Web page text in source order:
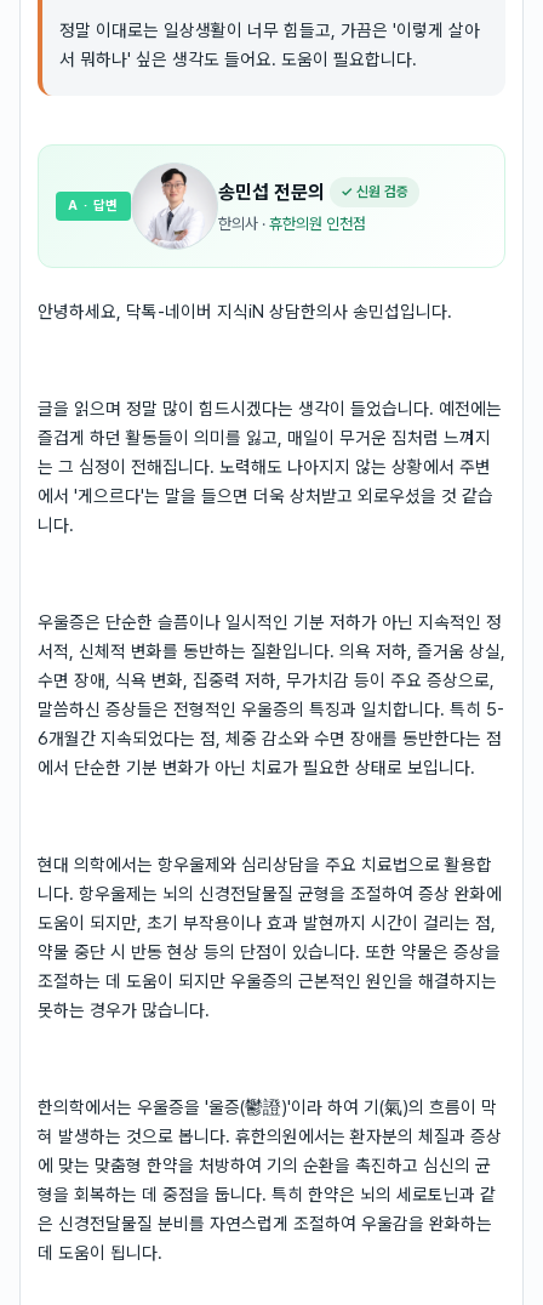
정말 이대로는 일상생활이 너무 힘들고, 가끔은 '이렇게 살아
서 뭐하나' 싶은 생각도 들어요. 도움이 필요합니다.
송민섭 전문의 ✓ 신원 검증
한의사 · 휴한의원 인천점
A · 답변
안녕하세요, 닥톡-네이버 지식iN 상담한의사 송민섭입니다.
글을 읽으며 정말 많이 힘드시겠다는 생각이 들었습니다. 예전에는
즐겁게 하던 활동들이 의미를 잃고, 매일이 무거운 짐처럼 느껴지
는 그 심정이 전해집니다. 노력해도 나아지지 않는 상황에서 주변
에서 '게으르다'는 말을 들으면 더욱 상처받고 외로우셨을 것 같습
니다.
우울증은 단순한 슬픔이나 일시적인 기분 저하가 아닌 지속적인 정
서적, 신체적 변화를 동반하는 질환입니다. 의욕 저하, 즐거움 상실,
수면 장애, 식욕 변화, 집중력 저하, 무가치감 등이 주요 증상으로,
말씀하신 증상들은 전형적인 우울증의 특징과 일치합니다. 특히 5-
6개월간 지속되었다는 점, 체중 감소와 수면 장애를 동반한다는 점
에서 단순한 기분 변화가 아닌 치료가 필요한 상태로 보입니다.
현대 의학에서는 항우울제와 심리상담을 주요 치료법으로 활용합
니다. 항우울제는 뇌의 신경전달물질 균형을 조절하여 증상 완화에
도움이 되지만, 초기 부작용이나 효과 발현까지 시간이 걸리는 점,
약물 중단 시 반동 현상 등의 단점이 있습니다. 또한 약물은 증상을
조절하는 데 도움이 되지만 우울증의 근본적인 원인을 해결하지는
못하는 경우가 많습니다.
한의학에서는 우울증을 '울증(鬱證)'이라 하여 기(氣)의 흐름이 막
혀 발생하는 것으로 봅니다. 휴한의원에서는 환자분의 체질과 증상
에 맞는 맞춤형 한약을 처방하여 기의 순환을 촉진하고 심신의 균
형을 회복하는 데 중점을 둡니다. 특히 한약은 뇌의 세로토닌과 같
은 신경전달물질 분비를 자연스럽게 조절하여 우울감을 완화하는
데 도움이 됩니다.